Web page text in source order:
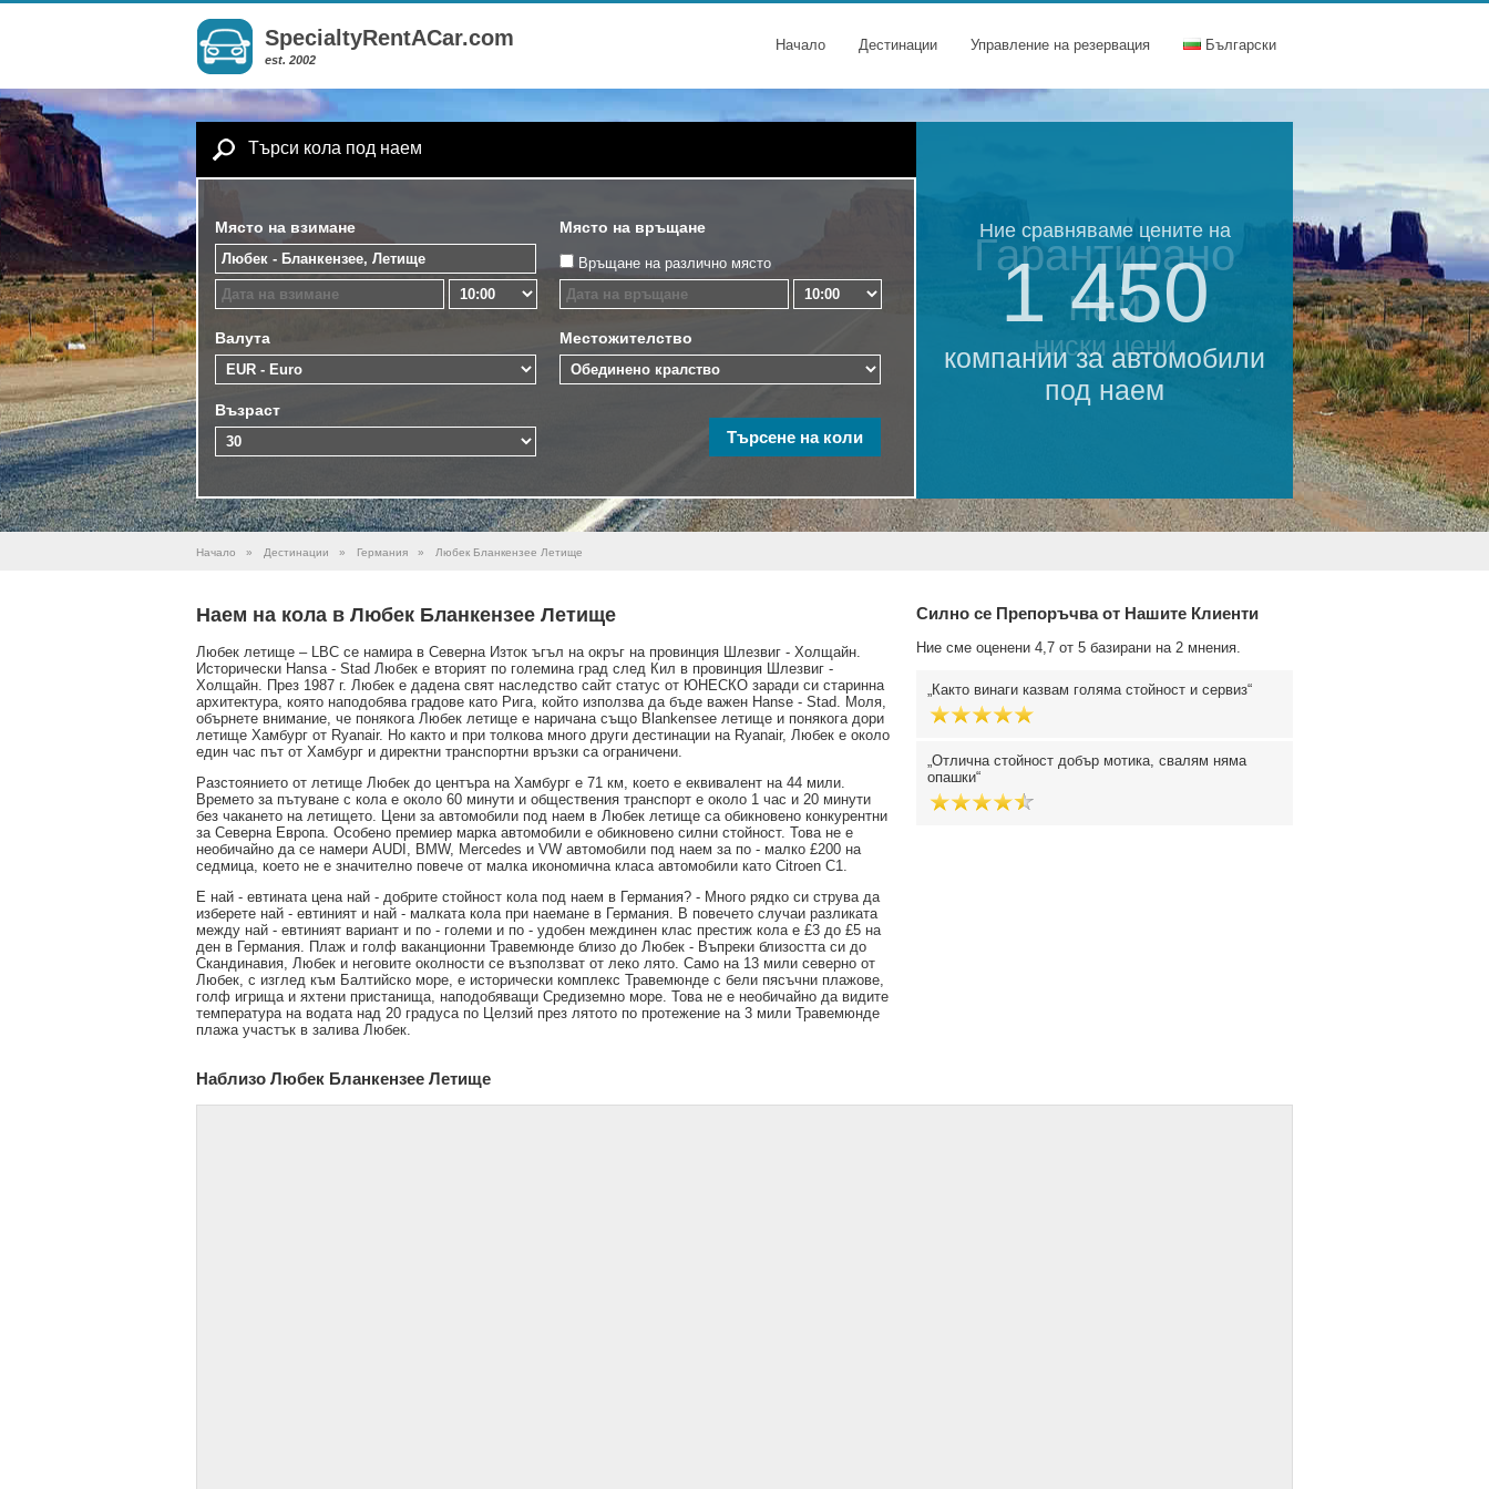
SpecialtyRentACar.com
est. 2002
Начало Дестинации Управление на резервация Български
Търси кола под наем
Място на взимане Място на връщане
Връщане на различно място
Валута Местожителство
Възраст
Ние сравняваме цените на
1 450
компании за автомобили
под наем
Гарантирано
най
ниски цени
Начало » Дестинации » Германия » Любек Бланкензее Летище
Наем на кола в Любек Бланкензее Летище
Любек летище – LBC се намира в Северна Изток ъгъл на окръг на провинция Шлезвиг - Холщайн.
Исторически Hansa - Stad Любек е вторият по големина град след Кил в провинция Шлезвиг -
Холщайн. През 1987 г. Любек е дадена свят наследство сайт статус от ЮНЕСКО заради си старинна
архитектура, която наподобява градове като Рига, който използва да бъде важен Hanse - Stad. Моля,
обърнете внимание, че понякога Любек летище е наричана също Blankensee летище и понякога дори
летище Хамбург от Ryanair. Но както и при толкова много други дестинации на Ryanair, Любек е около
един час път от Хамбург и директни транспортни връзки са ограничени.
Разстоянието от летище Любек до центъра на Хамбург е 71 км, което е еквивалент на 44 мили.
Времето за пътуване с кола е около 60 минути и обществения транспорт е около 1 час и 20 минути
без чакането на летището. Цени за автомобили под наем в Любек летище са обикновено конкурентни
за Северна Европа. Особено премиер марка автомобили е обикновено силни стойност. Това не е
необичайно да се намери AUDI, BMW, Mercedes и VW автомобили под наем за по - малко £200 на
седмица, което не е значително повече от малка икономична класа автомобили като Citroen C1.
Е най - евтината цена най - добрите стойност кола под наем в Германия? - Много рядко си струва да
изберете най - евтиният и най - малката кола при наемане в Германия. В повечето случаи разликата
между най - евтиният вариант и по - големи и по - удобен междинен клас престиж кола е £3 до £5 на
ден в Германия. Плаж и голф ваканционни Травемюнде близо до Любек - Въпреки близостта си до
Скандинавия, Любек и неговите околности се възползват от леко лято. Само на 13 мили северно от
Любек, с изглед към Балтийско море, е исторически комплекс Травемюнде с бели пясъчни плажове,
голф игрища и яхтени пристанища, наподобяващи Средиземно море. Това не е необичайно да видите
температура на водата над 20 градуса по Целзий през лятото по протежение на 3 мили Травемюнде
плажа участък в залива Любек.
Силно се Препоръчва от Нашите Клиенти
Ние сме оценени 4,7 от 5 базирани на 2 мнения.
Както винаги казвам голяма стойност и сервиз
Отлична стойност добър мотика, свалям няма
опашки
Наблизо Любек Бланкензее Летище